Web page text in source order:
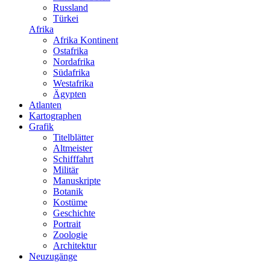
Russland
Türkei
Afrika
Afrika Kontinent
Ostafrika
Nordafrika
Südafrika
Westafrika
Ägypten
Atlanten
Kartographen
Grafik
Titelblätter
Altmeister
Schifffahrt
Militär
Manuskripte
Botanik
Kostüme
Geschichte
Portrait
Zoologie
Architektur
Neuzugänge